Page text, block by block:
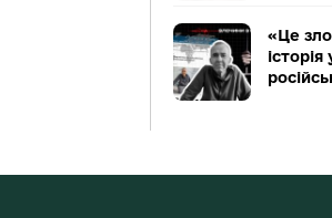
«Це